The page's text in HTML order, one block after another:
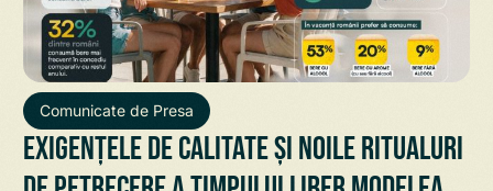
Comunicate de Presa
Exigențele de calitate și noile ritualuri